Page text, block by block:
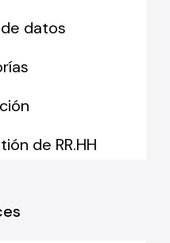
datos
de RR.HH